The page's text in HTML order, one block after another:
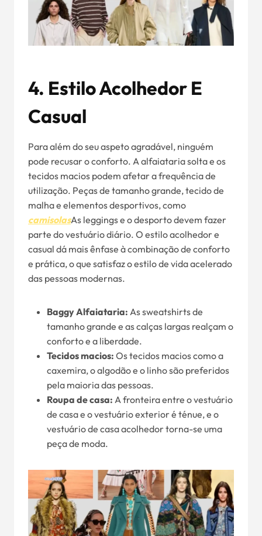
4. Estilo Acolhedor E
Casual
Para além do seu aspeto agradável, ninguém
pode recusar o conforto. A alfaiataria solta e os
tecidos macios podem afetar a frequência de
utilização. Peças de tamanho grande, tecido de
malha e elementos desportivos, como
camisolasAs leggings e o desporto devem fazer
parte do vestuário diário. O estilo acolhedor e
casual dá mais ênfase à combinação de conforto
e prática, o que satisfaz o estilo de vida acelerado
das pessoas modernas.
Baggy Alfaiataria: As sweatshirts de
tamanho grande e as calças largas realçam o
conforto e a liberdade.
Tecidos macios: Os tecidos macios como a
caxemira, o algodão e o linho são preferidos
pela maioria das pessoas.
Roupa de casa: A fronteira entre o vestuário
de casa e o vestuário exterior é ténue, e o
vestuário de casa acolhedor torna-se uma
peça de moda.